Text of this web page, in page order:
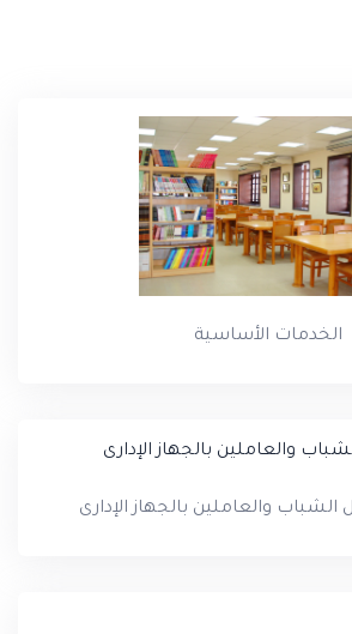
الخدمات الأساسية
والعاملين بالجهاز الإدارى